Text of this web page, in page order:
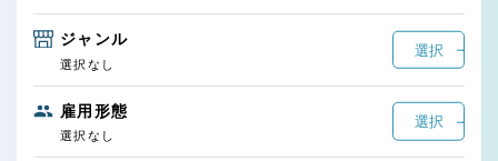
ジャンル
選択
選択なし
雇用形態
選択
選択なし